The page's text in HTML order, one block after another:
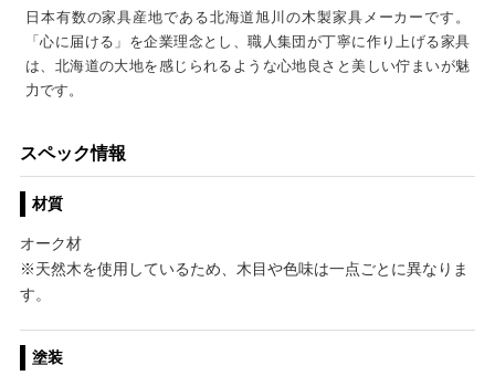
日本有数の家具産地である北海道旭川の木製家具メーカーです。
「心に届ける」を企業理念とし、職人集団が丁寧に作り上げる家具
は、北海道の大地を感じられるような心地良さと美しい佇まいが魅
力です。
スペック情報
材質
オーク材
※天然木を使用しているため、木目や色味は一点ごとに異なりま
す。
塗装